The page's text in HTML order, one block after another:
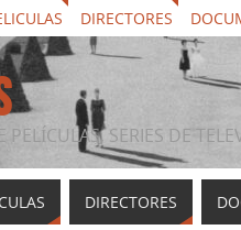
DIRECTORES
SERIES DE
DIRECTORES